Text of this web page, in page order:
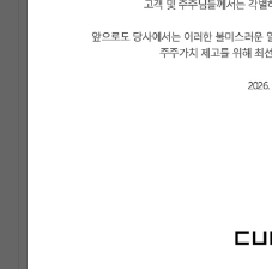
PENTAGON
i-dle (아이들)